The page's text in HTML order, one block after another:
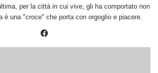
per la città in cui vive, gli ha comportato non
è una "croce" che porta con orgoglio e piacere.